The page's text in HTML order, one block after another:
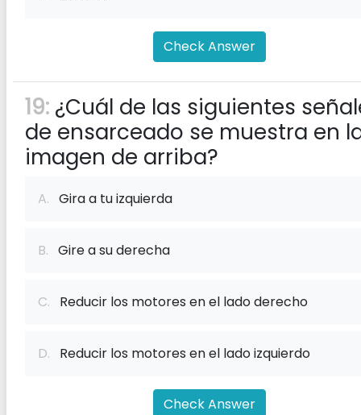
Check Answer
19: ¿Cuál de las siguientes
de ensarceado se muestra en
imagen de arriba?
A. Gira a tu izquierda
B. Gire a su derecha
C. Reducir los motores en el lado derecho
D. Reducir los motores en el lado izquierdo
Check Answer